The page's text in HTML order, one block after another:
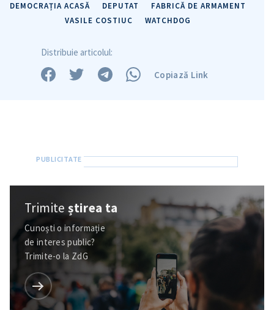
DEMOCRAȚIA ACASĂ DEPUTAT
FABRICĂ DE ARMAMENT
VASILE COSTIUC
WATCHDOG
Distribuie articolul:
Copiază Link
Trimiteștirea ta
Cunoști o informație
de interes public?
Trimite-o la ZdG